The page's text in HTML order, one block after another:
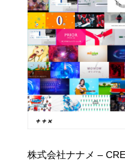
株式会社ナナメ –